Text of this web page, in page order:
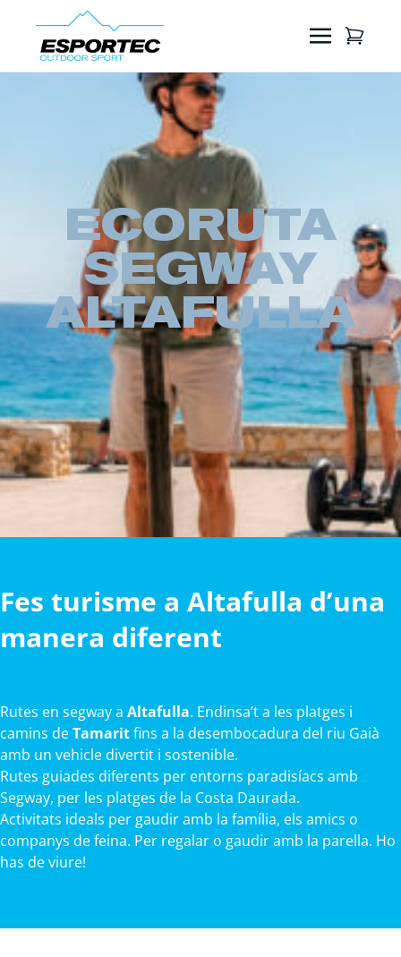
ECORUTA
SEGWAY
ALTAFULLA
Fes turisme a Altafulla d’una
manera diferent
Rutes en segway a Altafulla. Endinsa’t a les platges i
camins deTamaritfins a la desembocadura del riu Gaià
amb un vehicle divertit i sostenible.
Rutes guiades diferents per entorns paradisíacs amb
Segway, per les platges de la Costa Daurada.
Activitats ideals per gaudir amb la família, els amics o
companys de feina. Per regalar o gaudir amb la parella. Ho
has de viure!